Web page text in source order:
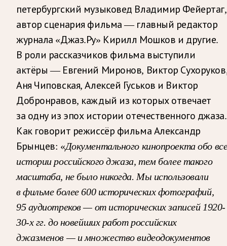
петербургский музыковед Владимир Фейертаг,
автор сценария фильма — главный редактор
журнала «Джаз.Ру» Кирилл Мошков и другие.
В роли рассказчиков фильма выступили
актёры — Евгений Миронов, Виктор
Аня Чиповская, Алексей Гуськов и Виктор
Добронравов, каждый из которых отвечает
за одну из эпох истории отечественного джаза.
Как говорит режиссёр фильма Александр
Брынцев: «Документального кинопроекта обо
истории российского джаза, тем более такого
масштаба, не было никогда. Мы использовали
в фильме более 600 исторических фотографий,
95 аудиотреков — от исторических записей 1920-
30-х гг. до новейших работ российских
джазменов — и множество видеодокументов